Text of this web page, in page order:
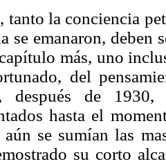
tanto la conciencia
se emanaron, deben
más, uno
del
después de
hasta el
se sumían las
su corto